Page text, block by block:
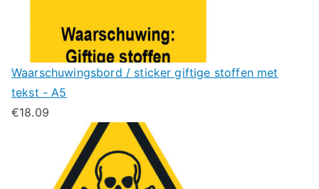
Waarschuwingsbord / sticker giftige stoffen met
tekst - A5
€18.09